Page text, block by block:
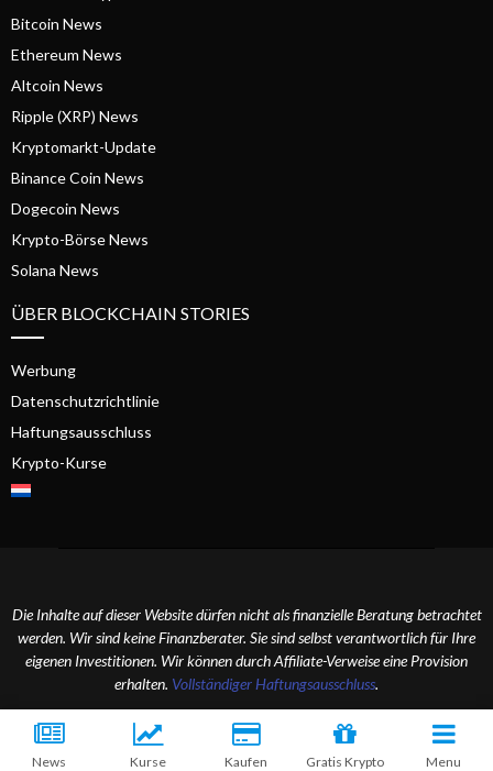
Bitcoin News
Ethereum News
Altcoin News
Ripple (XRP) News
Kryptomarkt-Update
Binance Coin News
Dogecoin News
Krypto-Börse News
Solana News
ÜBER BLOCKCHAIN STORIES
Werbung
Datenschutzrichtlinie
Haftungsausschluss
Krypto-Kurse
Die Inhalte auf dieser Website dürfen nicht als finanzielle Beratung betrachtet
werden. Wir sind keine Finanzberater. Sie sind selbst verantwortlich für Ihre
eigenen Investitionen. Wir können durch Affiliate-Verweise eine Provision
erhalten. Vollständiger Haftungsausschluss.
2024 Blockchain Stories. Alle Rechte vorbehalten.
News Kurse Kaufen Gratis Krypto Menu